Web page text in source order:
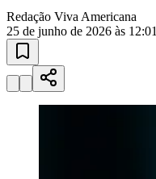
Obras
Educação
Bairros de Americana
CentroJardim Girassol
Namorados
Redação Viva Americana
25 de junho de 2026 às 12:01